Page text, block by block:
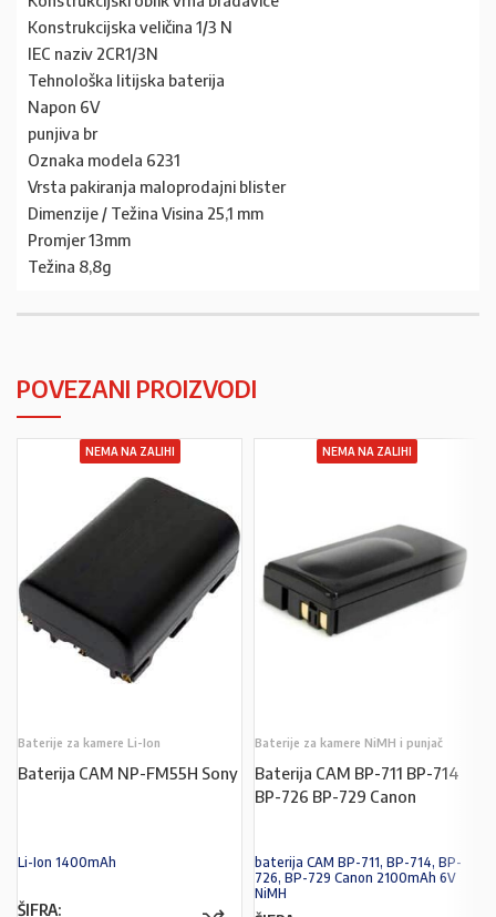
Konstrukcijska veličina 1/3 N
IEC naziv 2CR1/3N
Tehnološka litijska baterija
Napon 6V
punjiva br
Oznaka modela 6231
Vrsta pakiranja maloprodajni blister
Dimenzije / Težina Visina 25,1 mm
Promjer 13mm
Težina 8,8g
POVEZANI PROIZVODI
NEMA NA ZALIHI
Baterije za kamere Li-Ion
Baterija CAM NP-FM55H Sony
Li-Ion 1400mAh
ŠIFRA:
NEMA NA ZALIHI
Baterije za kamere NiMH i punjač
Baterija CAM BP-711 BP-714
BP-726 BP-729 Canon
baterija CAM BP-711, BP-714, BP-
726, BP-729 Canon 2100mAh 6V
NiMH